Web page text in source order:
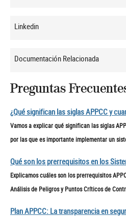
Linkedin
Documentación Relacionada
Preguntas
¿Qué significan las siglas APPCC y
Vamos a explicar qué significan las siglas
por las que es importante implementar un
Qué son los prerrequisitos en los
Explicamos cuáles son los prerrequisitos
Análisis de Peligros y Puntos Críticos de
Plan APPCC: La transparencia en